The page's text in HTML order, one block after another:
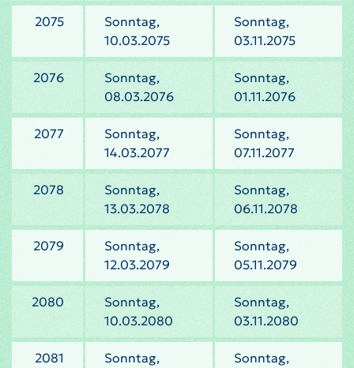
2075
Sonntag,
10.03.2075
Sonntag,
03.11.2075
2076
Sonntag,
08.03.2076
Sonntag,
01.11.2076
2077
Sonntag,
14.03.2077
Sonntag,
07.11.2077
2078
Sonntag,
13.03.2078
Sonntag,
06.11.2078
2079
Sonntag,
12.03.2079
Sonntag,
05.11.2079
2080
Sonntag,
10.03.2080
Sonntag,
03.11.2080
2081
Sonntag,
Sonntag,